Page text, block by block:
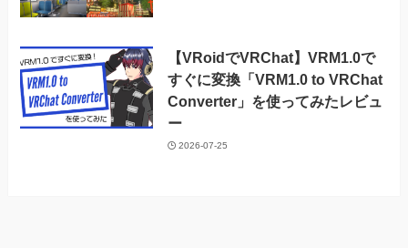
【VRoidでVRChat】VRM1.0で
すぐに変換「VRM1.0 to VRChat
Converter」を使ってみたレビュ
ー
2026-07-25